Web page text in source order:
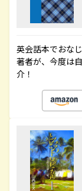
英会話本でおな
著者が、今度は
介！